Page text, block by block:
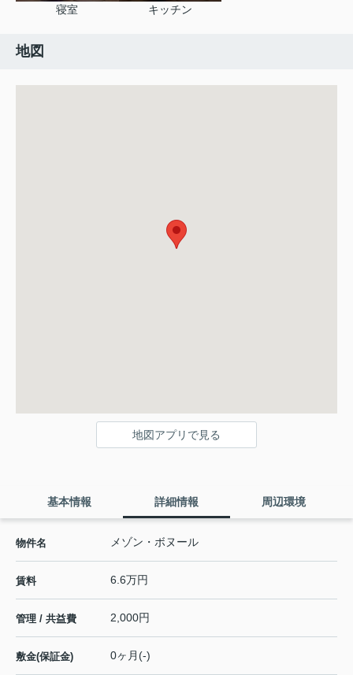
寝室 キッチン
地図
地図アプリで見る
基本情報 詳細情報 周辺環境
物件名 メゾン・ボヌール
賃料 6.6万円
管理 / 共益費 2,000円
敷金(保証金) 0ヶ月(-)